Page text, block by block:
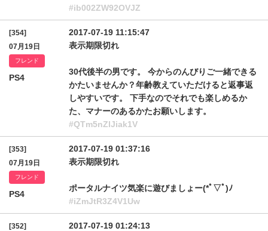
#ib002ZW92OVJZ
[354]
07月19日
フレンド
PS4
2017-07-19 11:15:47
表示期限切れ
30代後半の男です。 今からのんびりご一緒できる
かたいませんか？年齢教えていただけると返事返
しやすいです。 下手なのでそれでも楽しめるか
た、マナーのあるかたお願いします。
#QTm5nZlJiak1V
[353]
07月19日
フレンド
PS4
2017-07-19 01:37:16
表示期限切れ
ポータルナイツ気楽に遊びましょー(*ﾟ▽ﾟ)ﾉ
#iZmJtR3Z4V1Uw
[352]
2017-07-19 01:24:13